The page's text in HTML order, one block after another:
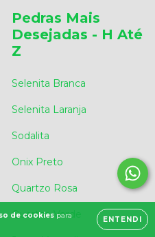
de cookies para
ENTENDI
Pedras Mais
Desejadas - H Até
Z
Selenita Branca
Selenita Laranja
Sodalita
Onix Preto
Quartzo Rosa
Quartzo Verde